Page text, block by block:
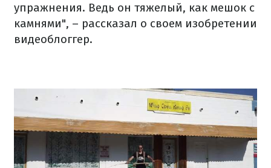
упражнения. Ведь он тяжелый, как мешок с
камнями", – рассказал о своем изобретении
видеоблоггер.